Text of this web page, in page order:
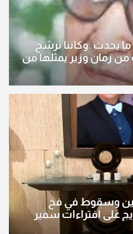
يحدث .وكاننا نرشح
لوزارة ( الثقافة ) التي ماتت من زمان وزير يمثلها من
العراقية..
وسقوط في فخ
على افتراءات سمير